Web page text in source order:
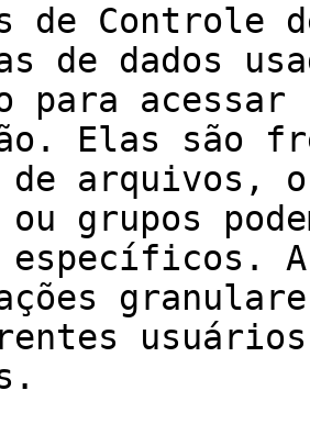
de Controle
de dados
para
Elas são
de arquivos,
ou grupos